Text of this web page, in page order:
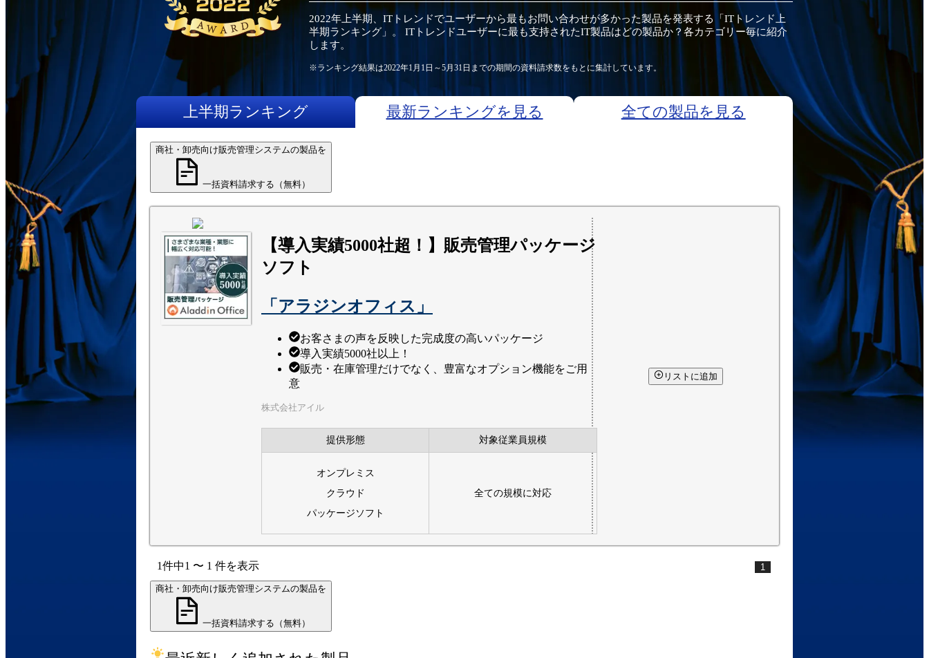
2022年上半期 、ITトレンドでユーザーから最もお問い合わせが多かった製品を発表する「ITトレンド上
半期ランキング」。 ITトレンドユーザーに最も支持されたIT製品はどの製品か？各カテゴリー毎に紹介
します。
※ランキング結果は2022年1月1日～5月31日 までの期間の資料請求数をもとに集計しています。
上半期 ランキング 最新ランキングを見る 全ての製品を見る
商社・卸売向け販売管理システムの製品を
一括資料請求する（無料）
【導入実績5000社超！】販売管理パッケージ
ソフト
「アラジンオフィス」
お客さまの声を反映した完成度の高いパッケージ
導入実績5000社以上！
販売・在庫管理だけでなく、豊富なオプション機能をご用
意
株式会社アイル
提供形態 対象従業員規模
オンプレミス
クラウド
パッケージソフト
全ての規模に対応
リストに追加
1件中1 〜 1 件を表示 1
商社・卸売向け販売管理システムの製品を
一括資料請求する（無料）